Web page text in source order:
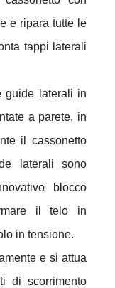
e ripara tutte le
tappi laterali
guide laterali in
a parete, in
il cassonetto
laterali sono
blocco
il telo in
in tensione.
e si attua
di scorrimento